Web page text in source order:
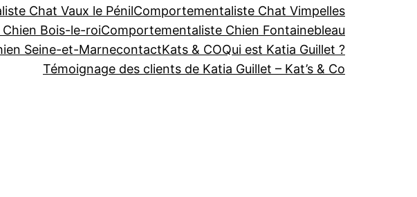
Chat Vaux le PénilComportementaliste Chat Vimpelles
Bois-le-roiComportementaliste Chien Fontainebleau
Seine-et-MarnecontactKats & COQui est Katia Guillet ?
Témoignage des clients de Katia Guillet – Kat’s & Co